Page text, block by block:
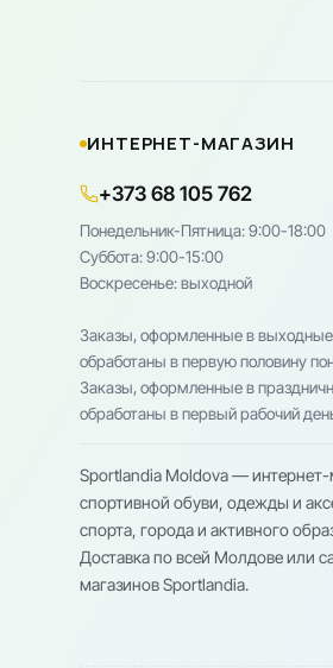
ИНТЕРНЕТ-МАГАЗИН
+373 68 105 762
Понедельник-Пятница: 9:00-18:00
Cуббота: 9:00-15:00
Воскресенье: выходной
Заказы, оформленные в выходные
обработаны в первую половину
Заказы, оформленные в
обработаны в первый рабочий
Sportlandia Moldova — интернет-
спортивной обуви, одежды и
спорта, города и активного
Доставка по всей Молдове или
магазинов Sportlandia.